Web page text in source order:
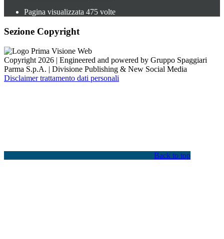
Pagina visualizzata 475 volte
Sezione Copyright
Copyright 2026 | Engineered and powered by Gruppo Spaggiari
Parma S.p.A. | Divisione Publishing & New Social Media
Disclaimer trattamento dati personali
Back to top